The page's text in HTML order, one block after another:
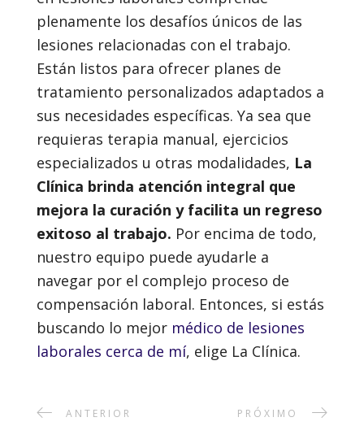
plenamente los desafíos únicos de las
lesiones relacionadas con el trabajo.
Están listos para ofrecer planes de
tratamiento personalizados adaptados a
sus necesidades específicas. Ya sea que
requieras terapia manual, ejercicios
especializados u otras modalidades, La
Clínica brinda atención integral que
mejora la curación y facilita un regreso
exitoso al trabajo. Por encima de todo,
nuestro equipo puede ayudarle a
navegar por el complejo proceso de
compensación laboral. Entonces, si estás
buscando lo mejor médico de lesiones
laborales cerca de mí, elige La Clínica.
ANTERIOR PRÓXIMO